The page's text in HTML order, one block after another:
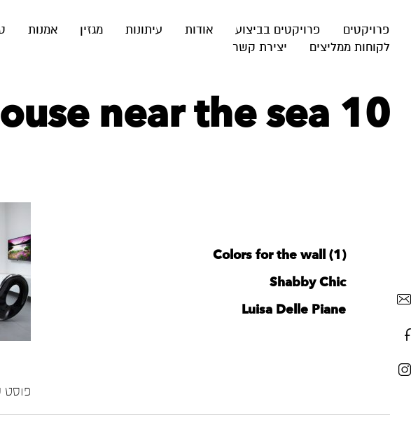
פרויקטים פרויקטים בביצוע אודות עיתונות מגזין אמנות
לקוחות ממליצים
יצירת קשר
near the sea 10
Colors for the wall (1)
Shabby Chic
Luisa Delle Piane
פוסט